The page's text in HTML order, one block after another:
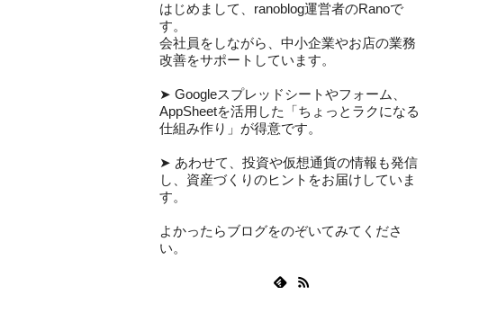
はじめまして、ranoblog運営者のRanoで
す。
会社員をしながら、中小企業やお店の業務
改善をサポートしています。
➤ Googleスプレッドシートやフォーム、
AppSheetを活用した「ちょっとラクになる
仕組み作り」が得意です。
➤ あわせて、投資や仮想通貨の情報も発信
し、資産づくりのヒントをお届けしていま
す。
よかったらブログをのぞいてみてくださ
い。